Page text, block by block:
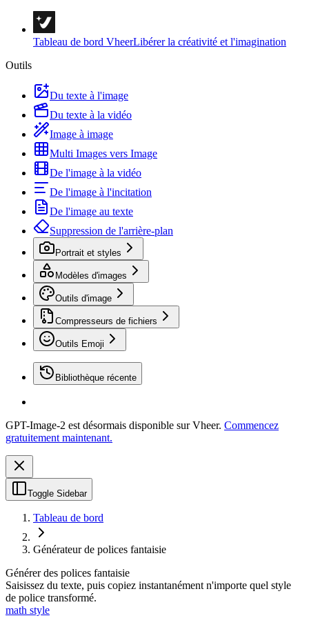
Tableau de bord VheerLibérer la créativité et l'imagination
Outils
Du texte à l'image
Du texte à la vidéo
Image à image
Multi Images vers Image
De l'image à la vidéo
De l'image à l'incitation
De l'image au texte
Suppression de l'arrière-plan
Portrait et styles
Modèles d'images
Outils d'image
Compresseurs de fichiers
Outils Emoji
Bibliothèque récente
GPT-Image-2 est désormais disponible sur Vheer. Commencez
gratuitement maintenant.
Toggle Sidebar
Tableau de bord
Générateur de polices fantaisie
Générer des polices fantaisie
Saisissez du texte, puis copiez instantanément n'importe quel style
de police transformé.
math style